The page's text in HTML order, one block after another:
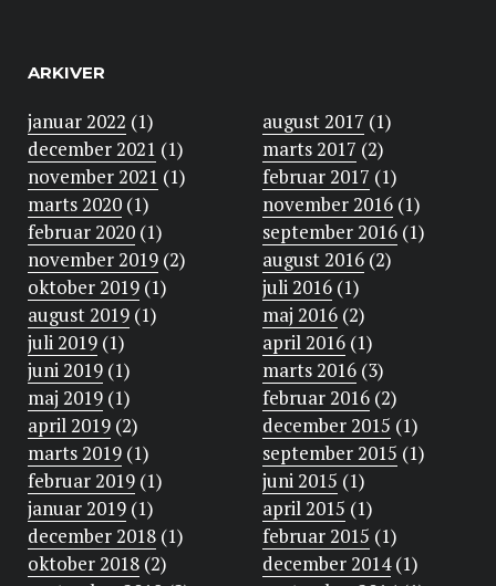
ARKIVER
januar 2022 (1)
december 2021 (1)
november 2021 (1)
marts 2020 (1)
februar 2020 (1)
november 2019 (2)
oktober 2019 (1)
august 2019 (1)
juli 2019 (1)
juni 2019 (1)
maj 2019 (1)
april 2019 (2)
marts 2019 (1)
februar 2019 (1)
januar 2019 (1)
december 2018 (1)
oktober 2018 (2)
august 2017 (1)
marts 2017 (2)
februar 2017 (1)
november 2016(1)
september 2016(1)
august 2016(2)
juli 2016(1)
maj 2016(2)
april 2016(1)
marts 2016(3)
februar 2016(2)
december 2015 (1)
september 2015 (1)
juni 2015 (1)
april 2015 (1)
februar 2015 (1)
december 2014(1)